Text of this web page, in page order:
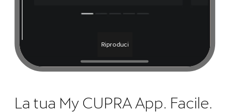
Riproduci
La tua My CUPRA App. Facile.